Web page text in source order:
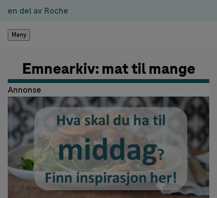
en del av Roche
Meny
Emnearkiv: mat til mange
Annonse